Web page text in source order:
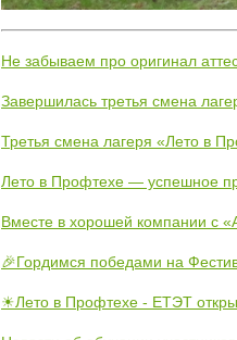
Не забываем про оригинал
Завершилась третья смена
Третья смена лагеря «Лето в
Лето в Профтехе — успешное
Вместе в хорошей компании с
🎉Гордимся победами на
☀Лето в Профтехе - ЕТЭТ